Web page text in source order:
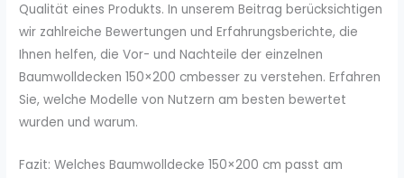
Qualität eines Produkts. In unserem Beitrag berücksichtigen
wir zahlreiche Bewertungen und Erfahrungsberichte, die
Ihnen helfen, die Vor- und Nachteile der einzelnen
Baumwolldecken 150×200 cmbesser zu verstehen. Erfahren
Sie, welche Modelle von Nutzern am besten bewertet
wurden und warum.
Fazit: Welches Baumwolldecke 150×200 cm passt am